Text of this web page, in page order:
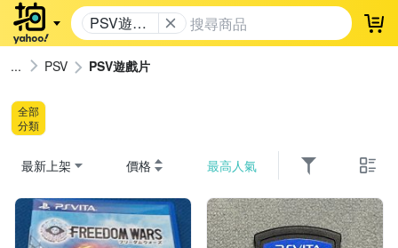
PSV遊戲
片
登
PSV PSV遊戲片
全部
分類
最新上架 價格 最高人氣